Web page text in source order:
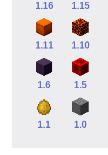
1.16 1.15
1.11 1.10
1.6 1.5
1.1 1.0